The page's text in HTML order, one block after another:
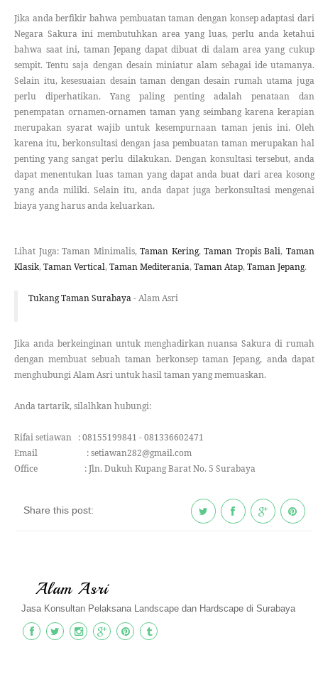
Jika anda berfikir bahwa pembuatan taman dengan konsep adaptasi dari
Negara Sakura ini membutuhkan area yang luas, perlu anda ketahui
bahwa saat ini, taman Jepang dapat dibuat di dalam area yang cukup
sempit. Tentu saja dengan desain miniatur alam sebagai ide utamanya.
Selain itu, kesesuaian desain taman dengan desain rumah utama juga
perlu diperhatikan. Yang paling penting adalah penataan dan
penempatan ornamen-ornamen taman yang seimbang karena kerapian
merupakan syarat wajib untuk kesempurnaan taman jenis ini. Oleh
karena itu, berkonsultasi dengan jasa pembuatan taman merupakan hal
penting yang sangat perlu dilakukan. Dengan konsultasi tersebut, anda
dapat menentukan luas taman yang dapat anda buat dari area kosong
yang anda miliki. Selain itu, anda dapat juga berkonsultasi mengenai
biaya yang harus anda keluarkan.
Lihat Juga: Taman Minimalis,Taman Kering,Taman Tropis Bali,Taman
Klasik,Taman Vertical,Taman Mediterania,Taman Atap,Taman Jepang.
Tukang Taman Surabaya- Alam Asri
Jika anda berkeinginan untuk menghadirkan nuansa Sakura di rumah
dengan membuat sebuah taman berkonsep taman Jepang, anda dapat
menghubungi Alam Asri untuk hasil taman yang memuaskan.
Anda tartarik, silalhkan hubungi:
Rifai setiawan : 08155199841 - 081336602471
Email : setiawan282@gmail.com
Office : Jln. Dukuh Kupang Barat No. 5 Surabaya
Share this post:
Alam Asri
Jasa Konsultan Pelaksana Landscape dan Hardscape di Surabaya